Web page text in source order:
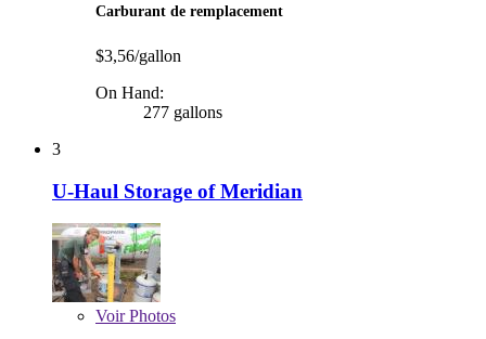
Carburant de remplacement
$3,56/gallon
On Hand:
277 gallons
3
U-Haul Storage of Meridian
VoirPhotos